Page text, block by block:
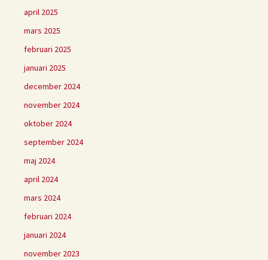
april 2025
mars 2025
februari 2025
januari 2025
december 2024
november 2024
oktober 2024
september 2024
maj 2024
april 2024
mars 2024
februari 2024
januari 2024
november 2023